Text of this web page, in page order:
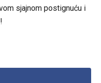
sjajnom postignuću i